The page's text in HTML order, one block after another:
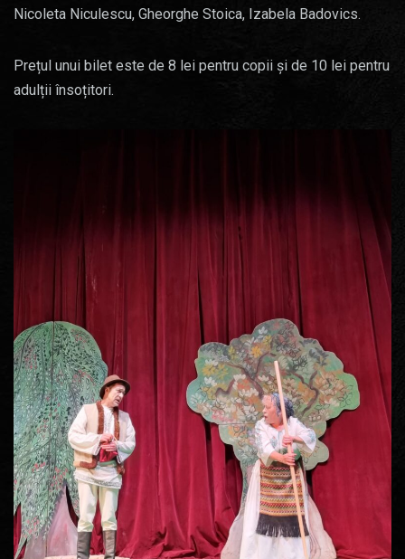
Nicoleta Niculescu, Gheorghe Stoica, Izabela Badovics.
Prețul unui bilet este de 8 lei pentru copii și de 10 lei pentru
adulții însoțitori.